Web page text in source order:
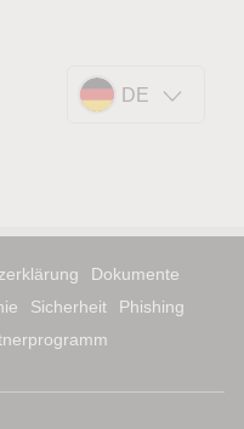
DE
Dokumente
Sicherheit
Phishing